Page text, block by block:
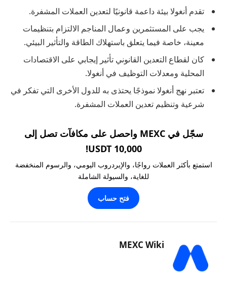
تقدم أنغولا بيئة داعمة قانونيًا لتعدين العملات المشفرة.
يجب على المستثمرين وعمال المناجم الالتزام بتنظيمات
معينة، خاصة فيما يتعلق باستهلاك الطاقة والتأثير البيئي.
كان لقطاع التعدين القانوني تأثير إيجابي على الاقتصادات
المحلية ومعدلات التوظيف في أنغولا.
تعتبر نهج أنغولا نموذجًا يحتذى به للدول الأخرى التي تفكر في
شرعية وتنظيم تعدين العملات المشفرة.
سجّل في MEXC واحصل على مكافآت تصل إلى
10,000 USDT!
استمتع بأكثر العملات رواجًا، والإيردروب اليومي، والرسوم المنخفضة
للغاية، والسيولة الشاملة
فتح حساب
MEXC Wiki